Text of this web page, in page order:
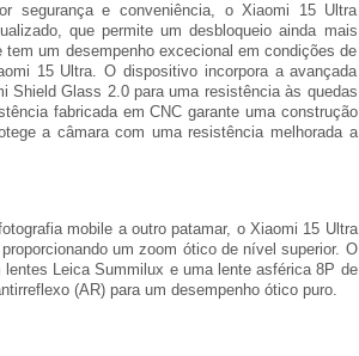
segurança e conveniência, o Xiaomi 15 Ultra
que permite um desbloqueio ainda mais
um desempenho excecional em condições de
15 Ultra. O dispositivo incorpora a avançada
Shield Glass 2.0 para uma resistência às quedas
fabricada em CNC garante uma construção
a câmara com uma resistência melhorada a
mobile a outro patamar, o Xiaomi 15 Ultra
um zoom ótico de nível superior. O
Leica Summilux e uma lente asférica 8P de
(AR) para um desempenho ótico puro.